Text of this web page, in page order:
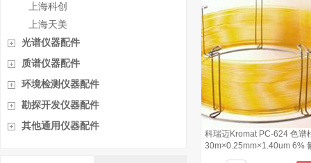
上海科创
上海天美
光谱仪器配件
质谱仪器配件
环境检测仪器配件
勘探开发仪器配件
其他通用仪器配件
科瑞迈Kromat PC-624 色谱
30m×0.25mm×1.40um 6%
基/94%